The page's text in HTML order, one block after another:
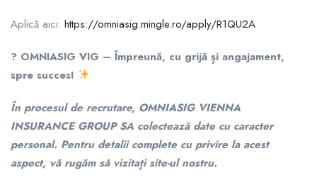
Aplică aici: https://omniasig.mingle.ro/apply/R1QU2A
? OMNIASIG VIG – Împreună, cu grijă și angajament,
spre succes!
În procesul de recrutare, OMNIASIG VIENNA
INSURANCE GROUP SA colectează date cu caracter
personal. Pentru detalii complete cu privire la acest
aspect, vă rugăm să vizitați site-ul nostru.